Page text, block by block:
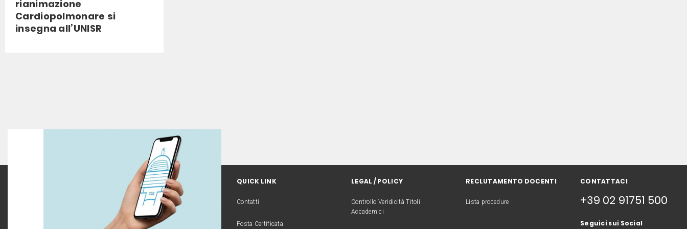
rianimazione
Cardiopolmonare si
insegna all’UNISR
QUICK LINK
Contatti
Posta Certificata
LEGAL / POLICY
Controllo Veridicità Titoli
Accademici
RECLUTAMENTO DOCENTI
Lista procedure
CONTATTACI
+39 02 91751 500
Seguici sui Social